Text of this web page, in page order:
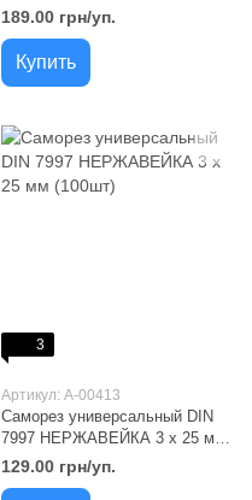
(200шт)
189.00 грн/уп.
Купить
3
Артикул: A-00413
Саморез универсальный DIN
7997 НЕРЖАВЕЙКА 3 х 25 мм
(100шт)
129.00 грн/уп.